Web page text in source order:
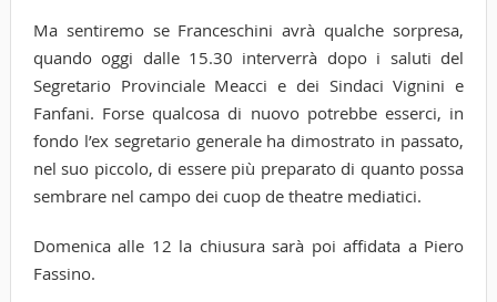
Ma sentiremo se Franceschini avrà qualche sorpresa,
quando oggi dalle 15.30 interverrà dopo i saluti del
Segretario Provinciale Meacci e dei Sindaci Vignini e
Fanfani. Forse qualcosa di nuovo potrebbe esserci, in
fondo l’ex segretario generale ha dimostrato in passato,
nel suo piccolo, di essere più preparato di quanto possa
sembrare nel campo dei cuop de theatre mediatici.
Domenica alle 12 la chiusura sarà poi affidata a Piero
Fassino.